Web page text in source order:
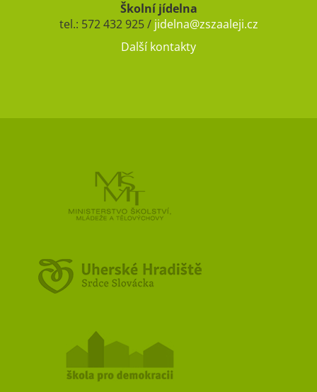
Školní jídelna
tel.: 572 432 925 / jidelna@zszaaleji.cz
Další kontakty